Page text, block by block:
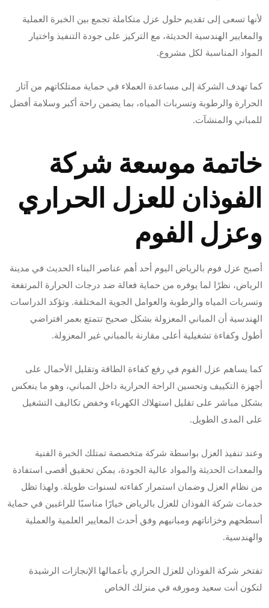
لأنها تسعى إلى تقديم حلول عزل متكاملة تجمع بين الخبرة العملية
والمعايير الهندسية الحديثة، مع التركيز على جودة التنفيذ واختيار
المواد المناسبة لكل مشروع.
كما تهدف الشركة إلى مساعدة العملاء في حماية ممتلكاتهم من آثار
الحرارة والرطوبة وتسربات المياه، بما يضمن راحة أكبر وسلامة أفضل
للمباني والمنشآت.
خاتمة موسعة شركة
الفوذان للعزل الحراري
وعزل الفوم
أصبح عزل فوم بالرياض اليوم أحد أهم عناصر البناء الحديث في مدينة
الرياض، نظرًا لما يوفره من حماية فعالة ضد درجات الحرارة المرتفعة
وتسربات المياه والرطوبة والعوامل الجوية المختلفة. وتؤكد الدراسات
الهندسية أن المباني المعزولة بشكل صحيح تتمتع بعمر افتراضي
أطول وكفاءة تشغيلية أعلى مقارنة بالمباني غير المعزولة.
كما يساهم عزل الفوم في رفع كفاءة الطاقة وتقليل الأحمال على
أجهزة التكييف وتحسين الراحة الحرارية داخل المباني، وهو ما ينعكس
بشكل مباشر على تقليل استهلاك الكهرباء وخفض تكاليف التشغيل
على المدى الطويل.
وعند تنفيذ العزل بواسطة شركة متخصصة تمتلك الخبرة الفنية
والمعدات الحديثة والمواد عالية الجودة، يمكن تحقيق أقصى استفادة
من نظام العزل وضمان استمرار كفاءته لسنوات طويلة. ولهذا تظل
خدمات شركة الفوذان للعزل بالرياض خيارًا مناسبًا للراغبين في حماية
أسطحهم وخزاناتهم ومبانيهم وفق أحدث المعايير العلمية والعملية
والهندسية.
تفتخر شركة الفوذان للعزل الحراري بأعمالها الإنجازات الرشيدة
لتكون أنت سعيد ومورفه في منزلك الخاص